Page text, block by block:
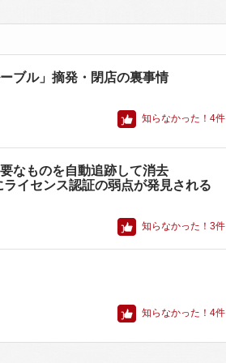
ブル」摘発・閉店の裏事情
知らなかった！ 4件
なものを自動追跡して消去
イセンス認証の弱点が発見される
知らなかった！ 3件
知らなかった！ 4件